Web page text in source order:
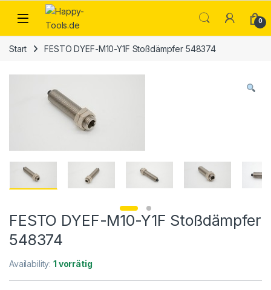
Skip to navigation
Skip to content
Open 0
Start FESTO DYEF-M10-Y1F Stoßdämpfer 548374
FESTO DYEF-M10-Y1F Stoßdämpfer
548374
Availability:1 vorrätig